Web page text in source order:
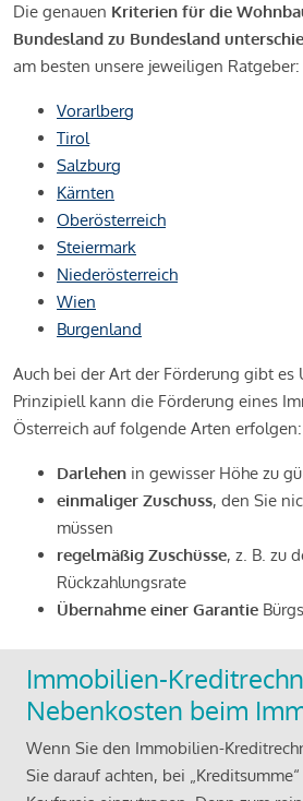
Die genauen Kriterien für die
Bundesland zu Bundesland
am besten unsere jeweiligen Ratgeber:
Vorarlberg
Tirol
Salzburg
Kärnten
Oberösterreich
Steiermark
Niederösterreich
Wien
Burgenland
Auch bei der Art der Förderung gibt es
Prinzipiell kann die Förderung eines
Österreich auf folgende Arten erfolgen:
Darlehen in gewisser Höhe zu
einmaliger Zuschuss, den Sie
müssen
regelmäßig Zuschüsse, z. B. zu
Rückzahlungsrate
Übernahme einer Garantie
Immobilien-
Nebenkosten beim
Wenn Sie den Immobilien-
Sie darauf achten, bei